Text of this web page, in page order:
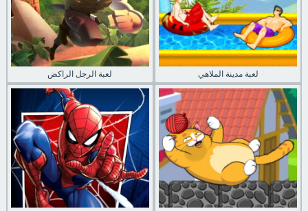
لعبة الرجل الراكض لعبة مدينة الملاهي